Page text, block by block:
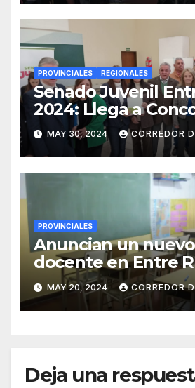
PROVINCIALES REGIONALES
Senado Juvenil
2024: Llega a
convocatoria para
jóvenes sean
MAY 30, 2024 CORREDOR
PROVINCIALES
Anuncian un
docente en Entre
MAY 20, 2024 CORREDOR
Deja una